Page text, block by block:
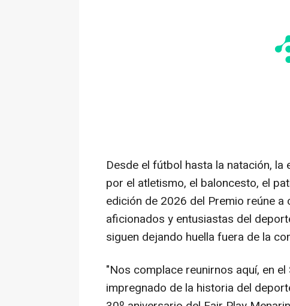
Desde el fútbol hasta la natación,
por el atletismo, el baloncesto, el
edición de 2026 del Premio reúne
aficionados y entusiastas del
siguen dejando huella fuera de la
"Nos complace reunirnos aquí, en
impregnado de la historia del